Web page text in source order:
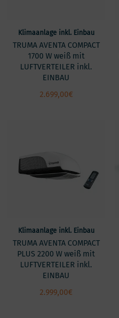
Klimaanlage inkl. Einbau
TRUMA AVENTA COMPACT
1700 W weiß mit
LUFTVERTEILER inkl.
EINBAU
2.699,00€
Klimaanlage inkl. Einbau
TRUMA AVENTA COMPACT
PLUS 2200 W weiß mit
LUFTVERTEILER inkl.
EINBAU
2.999,00€